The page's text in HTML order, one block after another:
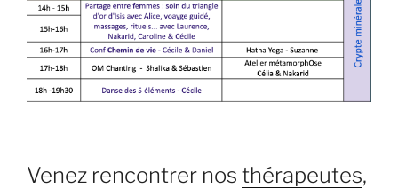
Venez rencontrer nos thérapeutes,